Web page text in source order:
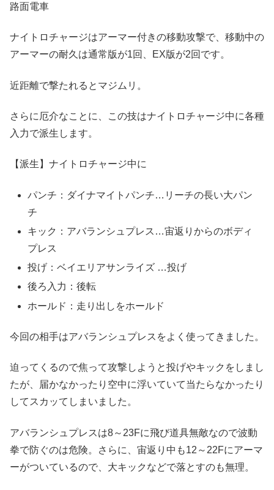
路面電車
ナイトロチャージはアーマー付きの移動攻撃で、移動中の
アーマーの耐久は通常版が1回、EX版が2回です。
近距離で撃たれるとマジムリ。
さらに厄介なことに、この技はナイトロチャージ中に各種
入力で派生します。
【派生】ナイトロチャージ中に
パンチ：ダイナマイトパンチ…リーチの長い大パン
チ
キック：アバランシュプレス…宙返りからのボディ
プレス
投げ：ベイエリアサンライズ …投げ
後ろ入力：後転
ホールド：走り出しをホールド
今回の相手はアバランシュプレスをよく使ってきました。
迫ってくるので焦って攻撃しようと投げやキックをしまし
たが、届かなかったり空中に浮いていて当たらなかったり
してスカッてしまいました。
アバランシュプレスは8～23Fに飛び道具無敵なので波動
拳で防ぐのは危険。さらに、宙返り中も12～22Fにアーマ
ーがついているので、大キックなどで落とすのも無理。